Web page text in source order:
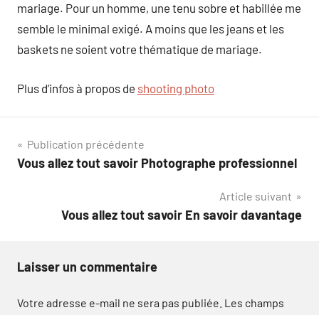
mariage. Pour un homme, une tenu sobre et habillée me
semble le minimal exigé. A moins que les jeans et les
baskets ne soient votre thématique de mariage.
Plus d’infos à propos de shooting photo
Navigation
de
Publication précédente
Vous allez tout savoir Photographe professionnel
Article suivant
Vous allez tout savoir En savoir davantage
Laisser un commentaire
Votre adresse e-mail ne sera pas publiée. Les champs